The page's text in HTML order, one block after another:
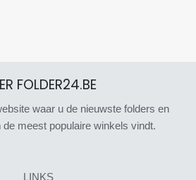
FOLDER24.BE
waar u de nieuwste folders en
de meest populaire winkels vindt.
LINKS